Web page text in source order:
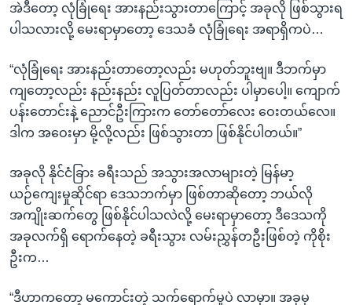
အဲဒီတော့ လုံခြုံရေး အားနည်းသွားတာကြောင့် အခုလို ဖြစ်သွားရ
ပါသလားလို့ မေးရာမှာတော့ ဒေသခံ လုံခြုံရေး အရာရှိကပဲ…
“လုံခြုံရေး အားနည်းတာတော့လည်း မဟုတ်ဘူးဗျ။ ဒီဘက်မှာ
ကျတော့လည်း နည်းနည်း လူပြတ်တာလည်း ပါမှာပေါ့။ ကျောက်
ပန်းတောင်းနဲ့ ညောင်ဦးကြားက တော်တော်လေး ဝေးတယ်လေ။
ဒါက အဝေးမှာ မို့လို့လည်း ဖြစ်သွားတာ ဖြစ်နိုင်ပါတယ်။”
အခုလို နိုင်ငံခြား ခရီးသည် အသွားအလာများတဲ့ မြန်မာ့
ယဉ်ကျေးမှုဆိုင်ရာ ဒေသဘက်မှာ ဖြစ်တာဆိုတော့ ဘယ်လို
အကျိုးဆက်တွေ ဖြစ်နိုင်ပါသလဲလို့ မေးရာမှာတော့ ဒီဒေသကို
အခုလက်ရှိ ရောက်နေတဲ့ ခရီးသွား လမ်းညွှန်တဦးဖြစ်တဲ့ ကိုစိုး
ဦးက…
“ဒီဟာကတော့ မကောင်းတဲ့ သက်ရောက်မှုပဲ လာမှာ။ အခုမှ